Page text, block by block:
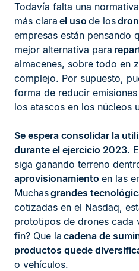
Todavía falta una
más clara el uso de los
empresas están pensando
mejor alternativa para
almacenes, sobre todo en
complejo. Por supuesto,
forma de reducir
los atascos en los núcleos
Se espera consolidar la
durante el ejercicio 2023.
siga ganando terreno
aprovisionamiento en las
Muchasgrandes
cotizadas en el Nasdaq,
prototipos de drones cada
fin? Que la cadena de
productos quede
o vehículos.